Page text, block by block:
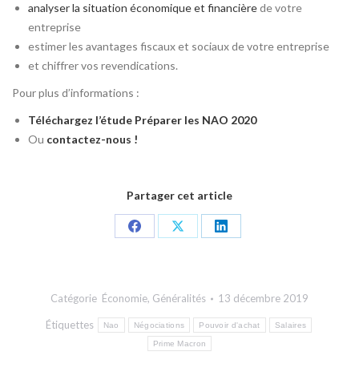
analyser la situation économique et financièrede votre
entreprise
estimer les avantages fiscaux et sociaux de votre entreprise
et chiffrer vos revendications.
Pour plus d’informations :
Téléchargez l’étude Préparer les NAO 2020
Ou contactez-nous !
Partager cet article
Share
Share
Share
Catégorie Économie, Généralités 13 décembre 2019
Étiquettes Nao Négociations Pouvoir d'achat Salaires
Prime Macron